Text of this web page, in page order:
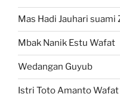
Mas Hadi Jauhari suami
Mbak Nanik Estu Wafat
Wedangan Guyub
Istri Toto Amanto Wafat